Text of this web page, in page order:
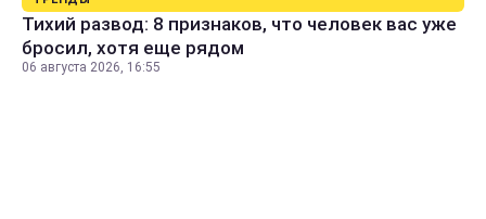
Тихий развод: 8 признаков, что человек вас уже
бросил, хотя еще рядом
06 августа 2026, 16:55